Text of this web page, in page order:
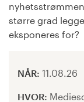
større grad
eksponeres for?
NÅR: 11.08.26
HVOR: